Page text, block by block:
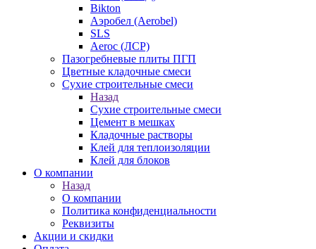
Bikton
Аэробел (Aerobel)
SLS
Aeroc (ЛСР)
Пазогребневые плиты ПГП
Цветные кладочные смеси
Сухие строительные смеси
Назад
Сухие строительные смеси
Цемент в мешках
Кладочные растворы
Клей для теплоизоляции
Клей для блоков
О компании
Назад
О компании
Политика конфиденциальности
Реквизиты
Акции и скидки